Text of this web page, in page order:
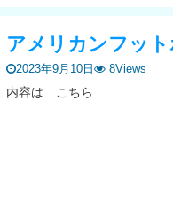
アメリカンフッ
2023年9月10日 8Views
内容は こちら